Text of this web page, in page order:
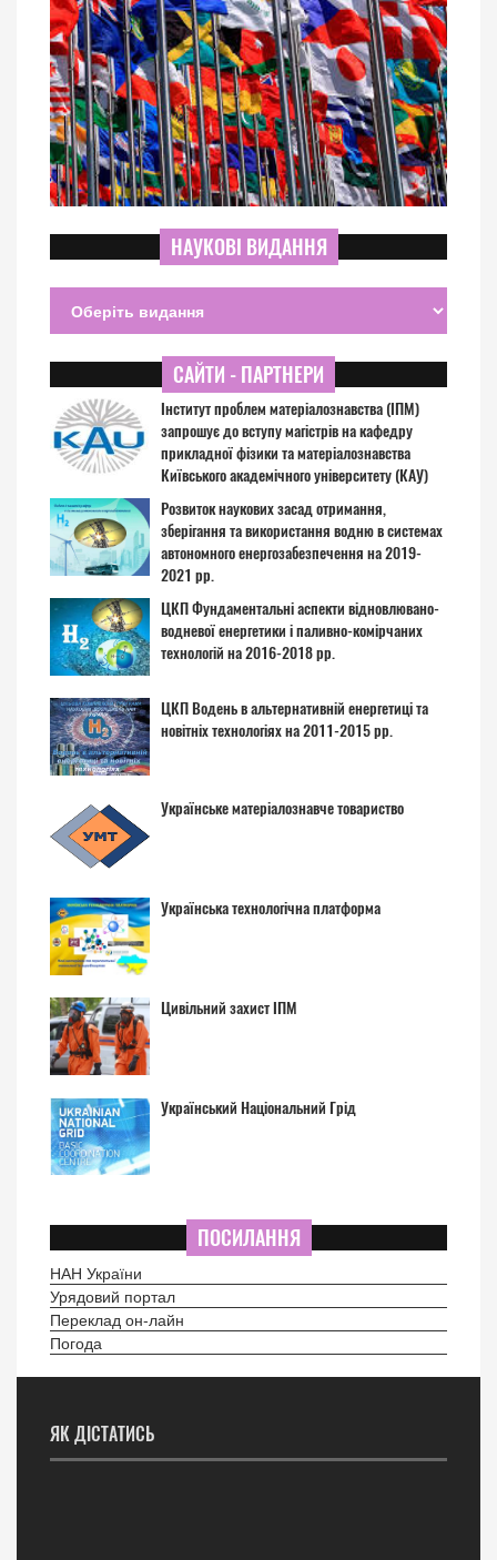
НАУКОВІ ВИДАННЯ
САЙТИ - ПАРТНЕРИ
Інститут проблем матеріалознавства (ІПМ)
запрошує до вступу магістрів на кафедру
прикладної фізики та матеріалознавства
Київського академічного університету (КАУ)
Розвиток наукових засад отримання,
зберігання та використання водню в системах
автономного енергозабезпечення на 2019-
2021 рр.
ЦКП Фундаментальні аспекти відновлювано-
водневої енергетики і паливно-комірчаних
технологій на 2016-2018 рр.
ЦКП Водень в альтернативній енергетиці та
новітніх технологіях на 2011-2015 рр.
Українське матеріалознавче товариство
Українська технологічна платформа
Цивільний захист ІПМ
Український Національний Грід
ПОСИЛАННЯ
НАН України
Урядовий портал
Переклад он-лайн
Погода
ЯК ДІСТАТИСЬ